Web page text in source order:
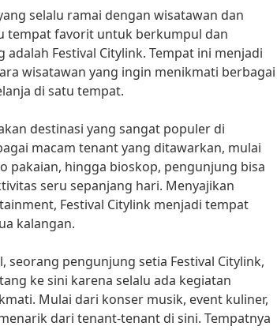
selalu ramai dengan wisatawan dan
tempat favorit untuk berkumpul dan
Festival Citylink. Tempat ini menjadi
wisatawan yang ingin menikmati berbagai
di satu tempat.
destinasi yang sangat populer di
macam tenant yang ditawarkan, mulai
pakaian, hingga bioskop, pengunjung bisa
seru sepanjang hari. Menyajikan
Festival Citylink menjadi tempat
kalangan.
seorang pengunjung setia Festival Citylink,
ke sini karena selalu ada kegiatan
Mulai dari konser musik, event kuliner,
dari tenant-tenant di sini. Tempatnya